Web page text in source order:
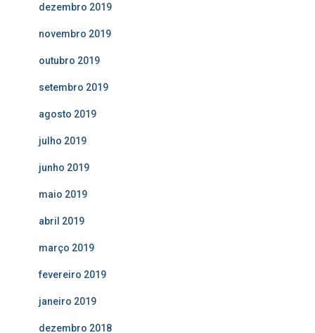
dezembro 2019
novembro 2019
outubro 2019
setembro 2019
agosto 2019
julho 2019
junho 2019
maio 2019
abril 2019
março 2019
fevereiro 2019
janeiro 2019
dezembro 2018